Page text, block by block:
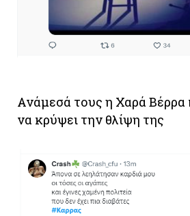
Ανάμεσά τους η Χαρά Βέρρα
να κρύψει την θλίψη της